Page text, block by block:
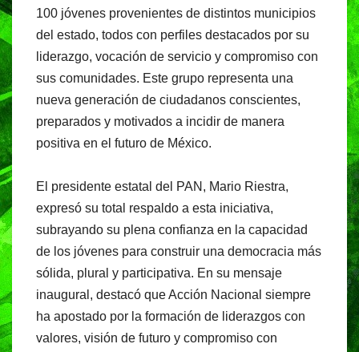
100 jóvenes provenientes de distintos municipios
del estado, todos con perfiles destacados por su
liderazgo, vocación de servicio y compromiso con
sus comunidades. Este grupo representa una
nueva generación de ciudadanos conscientes,
preparados y motivados a incidir de manera
positiva en el futuro de México.
El presidente estatal del PAN, Mario Riestra,
expresó su total respaldo a esta iniciativa,
subrayando su plena confianza en la capacidad
de los jóvenes para construir una democracia más
sólida, plural y participativa. En su mensaje
inaugural, destacó que Acción Nacional siempre
ha apostado por la formación de liderazgos con
valores, visión de futuro y compromiso con